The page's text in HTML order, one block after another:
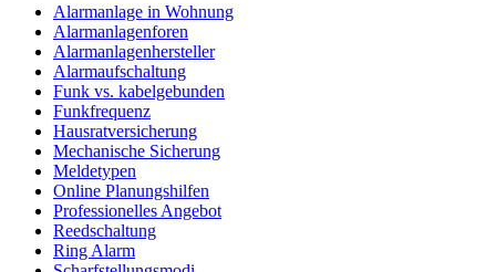
Alarmanlage in Wohnung
Alarmanlagenforen
Alarmanlagenhersteller
Alarmaufschaltung
Funk vs. kabelgebunden
Funkfrequenz
Hausratversicherung
Mechanische Sicherung
Meldetypen
Online Planungshilfen
Professionelles Angebot
Reedschaltung
Ring Alarm